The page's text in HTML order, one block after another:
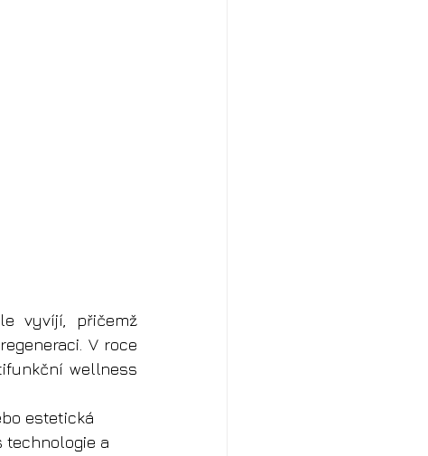
vyvíjí, přičemž
V roce
wellness
estetická
technologie a